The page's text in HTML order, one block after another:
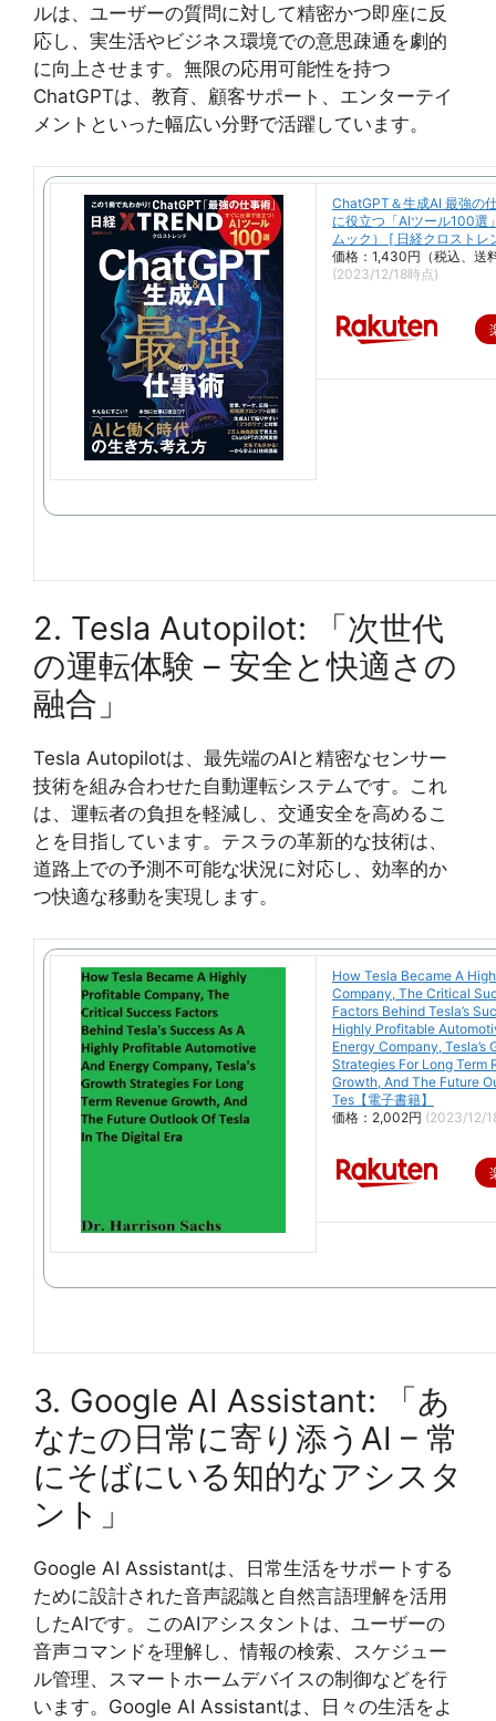
ルは、ユーザーの質問に対して精密かつ即座に反
応し、実生活やビジネス環境での意思疎通を劇的
に向上させます。無限の応用可能性を持つ
ChatGPTは、教育、顧客サポート、エンターテイ
メントといった幅広い分野で活躍しています。
ChatGPT＆生成AI 最強
に役立つ「AIツール100選
ムック） [ 日経クロストレ
価格：1,430円（税込、送
(2023/12/18時点)
2. Tesla Autopilot: 「次世代
の運転体験 – 安全と快適さの
融合」
Tesla Autopilotは、最先端のAIと精密なセンサー
技術を組み合わせた自動運転システムです。これ
は、運転者の負担を軽減し、交通安全を高めるこ
とを目指しています。テスラの革新的な技術は、
道路上での予測不可能な状況に対応し、効率的か
つ快適な移動を実現します。
How Tesla Became A
Company, The Critical
Factors Behind Tesla’s
Highly Profitable
Energy Company, Tesla’s
Strategies For Long Term
Growth, And The Future
Tes【電子書籍】
価格：2,002円 (2023/12/
3. Google AI Assistant: 「あ
なたの日常に寄り添うAI – 常
にそばにいる知的なアシスタ
ント」
Google AI Assistantは、日常生活をサポートする
ために設計された音声認識と自然言語理解を活用
したAIです。このAIアシスタントは、ユーザーの
音声コマンドを理解し、情報の検索、スケジュー
ル管理、スマートホームデバイスの制御などを行
います。Google AI Assistantは、日々の生活をよ